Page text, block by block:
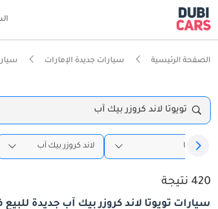
الصفحة الرئيسية سيارات جديدة الإمارات
تويوتا لاند كروزر بيك آب
تويوتا لاند كروزر بيك آب
420 نتيجة
سيارات تويوتا لاند كروزر بيك آب جديدة للبيع